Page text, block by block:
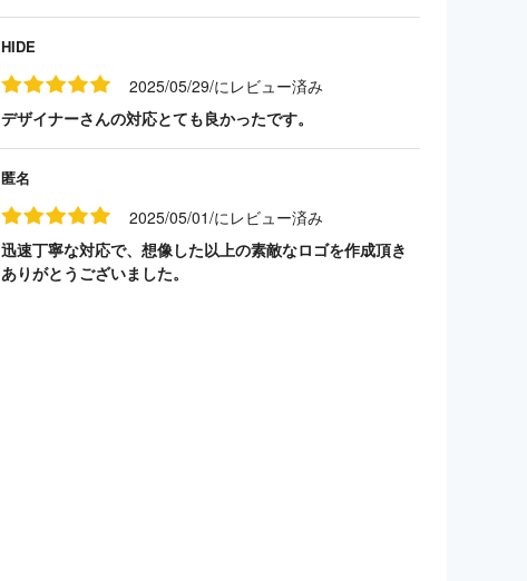
HIDE
2025/05/29/にレビュー済み
デザイナーさんの対応とても良かったです。
匿名
2025/05/01/にレビュー済み
迅速丁寧な対応で、想像した以上の素敵なロゴを作成頂き
ありがとうございました。